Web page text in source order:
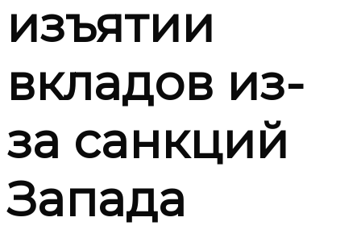
изъятии
вкладов из-
за санкций
Запада